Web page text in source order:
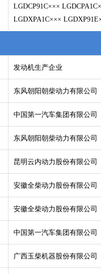
LGDCP91C×××
LGDXPA1C×××
发动机生产企业
东风朝阳朝柴动力有限公司
中国第一汽车集团有限公司
东风朝阳朝柴动力有限公司
昆明云内动力股份有限公司
安徽全柴动力股份有限公司
安徽全柴动力股份有限公司
中国第一汽车集团有限公司
广西玉柴机器股份有限公司